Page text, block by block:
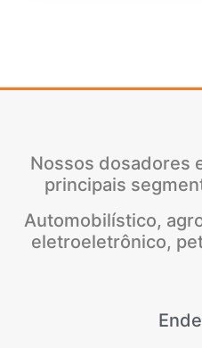
Nossos dosadores
principais
Automobilístico,
eletroeletrônico,